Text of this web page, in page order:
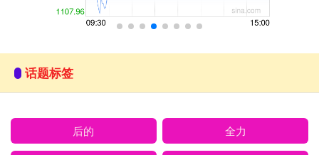
话题标签
后的 全力